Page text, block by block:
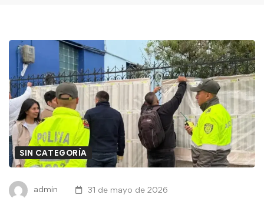
SIN CATEGORÍA
admin 31 de mayo de 2026